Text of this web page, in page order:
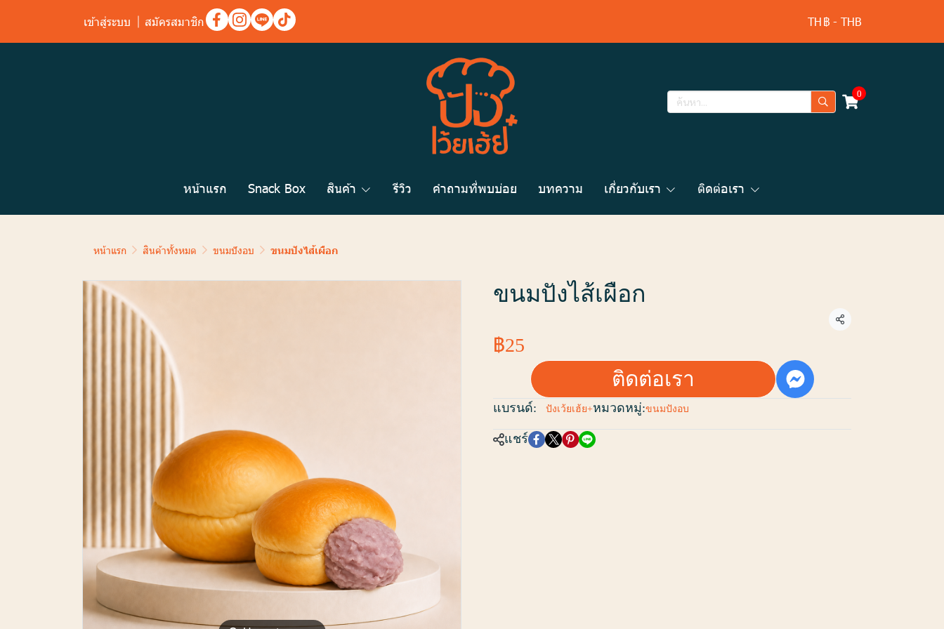
เข้าสู่ระบบ สมัครสมาชิก TH฿ - THB
0
หน้าแรก Snack Box สินค้า รีวิว คำถามที่พบบ่อย บทความ เกี่ยวกับเรา ติดต่อเรา
หน้าแรก สินค้าทั้งหมด ขนมปังอบ ขนมปังไส้เผือก
ขนมปังไส้เผือก
แชร์
฿25
ติดต่อเรา
แบรนด์: ปังเว้ยเฮ้ย+หมวดหมู่:ขนมปังอบ
แชร์